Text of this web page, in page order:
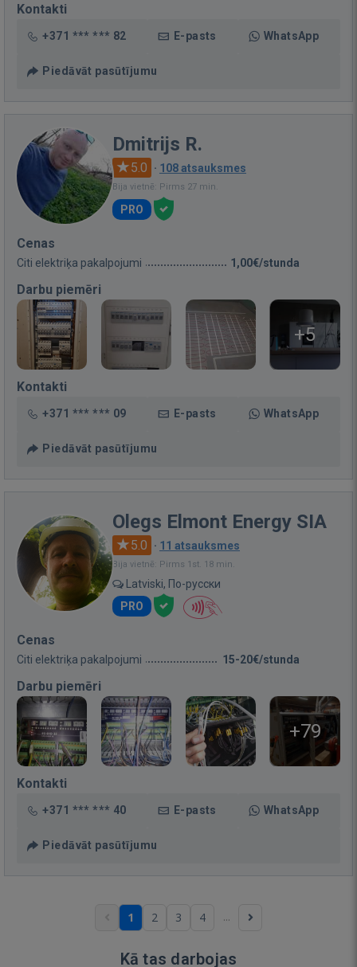
Kontakti
+371 *** *** 82 E-pasts WhatsApp
Piedāvāt pasūtījumu
Dmitrijs R.
5.0 · 108 atsauksmes
Bija vietnē: Pirms 27 min.
PRO
Cenas
Citi elektriķa pakalpojumi 1,00€/stunda
Darbu piemēri
+5
Kontakti
+371 *** *** 09 E-pasts WhatsApp
Piedāvāt pasūtījumu
Olegs Elmont Energy SIA
5.0 · 11 atsauksmes
Bija vietnē: Pirms 1st. 18 min.
Latviski, По-русски
PRO
Cenas
Citi elektriķa pakalpojumi 15-20€/stunda
Darbu piemēri
+79
Kontakti
+371 *** *** 40 E-pasts WhatsApp
Piedāvāt pasūtījumu
1 2 3 4 ...
Kā tas darbojas